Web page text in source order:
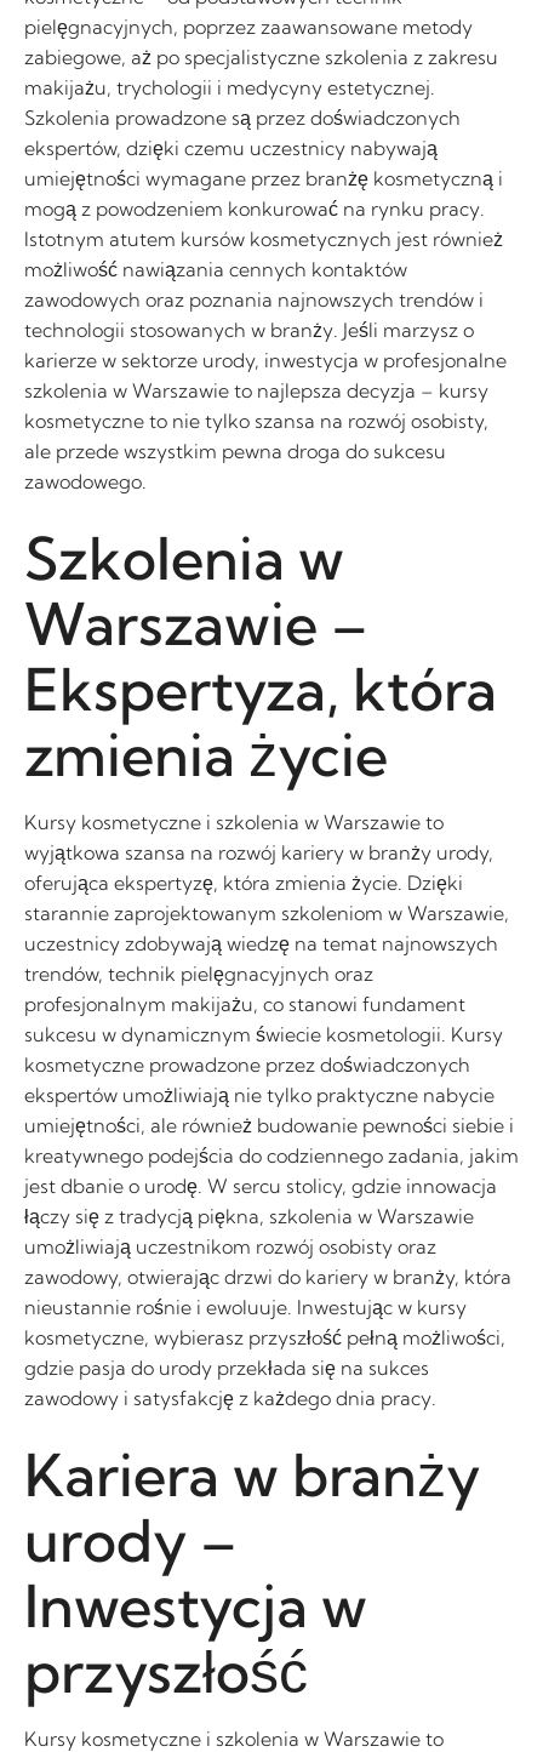
pielęgnacyjnych, poprzez zaawansowane metody
zabiegowe, aż po specjalistyczne szkolenia z zakresu
makijażu, trychologii i medycyny estetycznej.
Szkolenia prowadzone są przez doświadczonych
ekspertów, dzięki czemu uczestnicy nabywają
umiejętności wymagane przez branżę kosmetyczną i
mogą z powodzeniem konkurować na rynku pracy.
Istotnym atutem kursów kosmetycznych jest również
możliwość nawiązania cennych kontaktów
zawodowych oraz poznania najnowszych trendów i
technologii stosowanych w branży. Jeśli marzysz o
karierze w sektorze urody, inwestycja w profesjonalne
szkolenia w Warszawie to najlepsza decyzja – kursy
kosmetyczne to nie tylko szansa na rozwój osobisty,
ale przede wszystkim pewna droga do sukcesu
zawodowego.
Szkolenia w
Warszawie –
Ekspertyza, która
zmienia życie
Kursy kosmetyczne i szkolenia w Warszawie to
wyjątkowa szansa na rozwój kariery w branży urody,
oferująca ekspertyzę, która zmienia życie. Dzięki
starannie zaprojektowanym szkoleniom w Warszawie,
uczestnicy zdobywają wiedzę na temat najnowszych
trendów, technik pielęgnacyjnych oraz
profesjonalnym makijażu, co stanowi fundament
sukcesu w dynamicznym świecie kosmetologii. Kursy
kosmetyczne prowadzone przez doświadczonych
ekspertów umożliwiają nie tylko praktyczne nabycie
umiejętności, ale również budowanie pewności siebie i
kreatywnego podejścia do codziennego zadania, jakim
jest dbanie o urodę. W sercu stolicy, gdzie innowacja
łączy się z tradycją piękna, szkolenia w Warszawie
umożliwiają uczestnikom rozwój osobisty oraz
zawodowy, otwierając drzwi do kariery w branży, która
nieustannie rośnie i ewoluuje. Inwestując w kursy
kosmetyczne, wybierasz przyszłość pełną możliwości,
gdzie pasja do urody przekłada się na sukces
zawodowy i satysfakcję z każdego dnia pracy.
Kariera w branży
urody –
Inwestycja w
przyszłość
Kursy kosmetyczne i szkolenia w Warszawie to